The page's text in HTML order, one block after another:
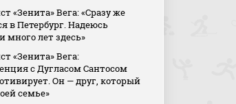
«Зенита» Вега: «Сразу же
в Петербург. Надеюсь
много лет здесь»
«Зенита» Вега:
с Дугласом Сантосом
Он — друг, который
семье»